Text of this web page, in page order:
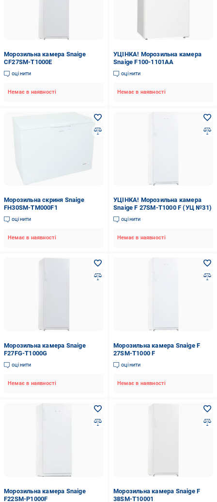
Морозильна камера Snaige
CF27SM-T1000E
оцінити
Немає в наявності
УЦІНКА! Морозильна камера
Snaige F100-1101AA
оцінити
Немає в наявності
Морозильна скриня Snaige
FH30SM-TM000F1
оцінити
Немає в наявності
УЦІНКА! Морозильна камера
Snaige F 27SM-T1000 F (УЦ №31)
оцінити
Немає в наявності
Морозильна камера Snaige
F27FG-T1000G
оцінити
Немає в наявності
Морозильна камера Snaige F
27SM-T1000 F
оцінити
Немає в наявності
Морозильна камера Snaige
F22SM-P1000F
Морозильна камера Snaige F
38SM-T10001